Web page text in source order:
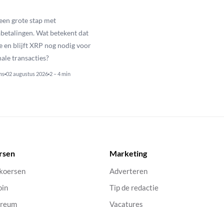
grote stap met
Wat betekent dat
en blijft XRP nog nodig voor
transacties?
02 augustus 2026 2 – 4 min
Marketing
Adverteren
Tip de redactie
Vacatures